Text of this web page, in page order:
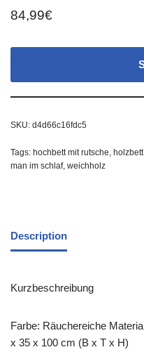
84,99€
SKU: d4d66c16fdc5
Tags: hochbett mit rutsche, holzbett
man im schlaf, weichholz
Description
Kurzbeschreibung
Farbe: Räuchereiche
x 35 x 100 cm (B x T x H)